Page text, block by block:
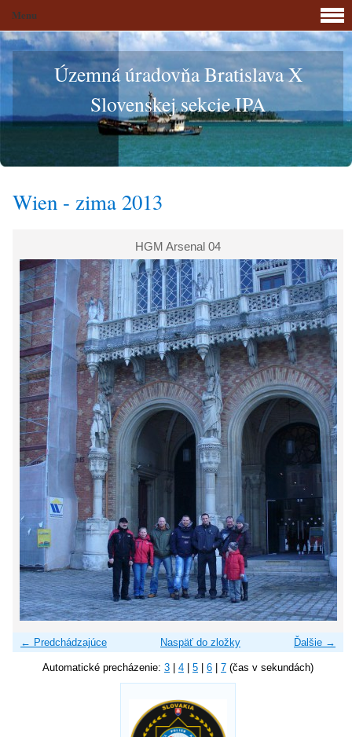
Územná úradovňa Bratislava X
Slovenskej sekcie IPA
Wien - zima 2013
HGM Arsenal 04
← Predchádzajúce Ďalšie →
Naspäť do zložky
Automatické precházenie: 3 4 5 6 7 (čas v sekundách)
Menu